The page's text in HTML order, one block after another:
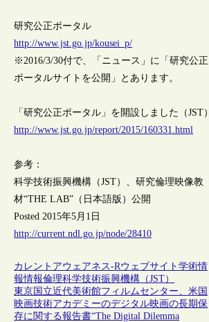
研究公正ポータル
http://www.jst.go.jp/kousei_p/
※2016/3/30付で、「ニュース」に「研究公正
ポータルサイトを公開」とあります。
「研究公正ポータル」を開設しました（JST）
http://www.jst.go.jp/report/2015/160331.html
参考：
科学技術振興機構（JST）、研究倫理映像教
材“THE LAB”（日本語版）公開
Posted 2015年5月1日
http://current.ndl.go.jp/node/28410
カレントアウェアネス-Rウェブサイト学術情
報情報倫理科学技術振興機構（JST）
東京国立近代美術館フィルムセンター、米国
映画技術アカデミーのデジタル映画の長期保
存に関する報告書“The Digital Dilemma